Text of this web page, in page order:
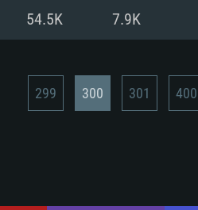
54.5K 7.9K
299 300 301 400